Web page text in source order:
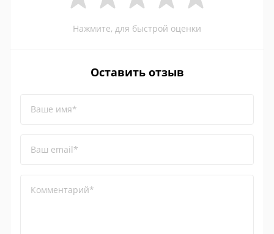
Нажмите, для быстрой оценки
Оставить отзыв
Ваше имя*
Ваш email*
Комментарий*